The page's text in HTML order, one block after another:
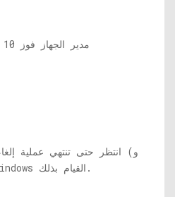
و) انتظر حتى تنتهي عملية
التشغيل إذا طلب منك Windows القيام بذلك.